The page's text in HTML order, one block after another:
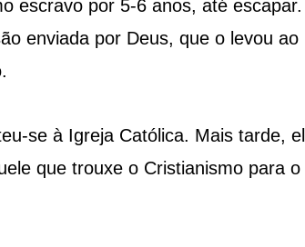
escravo por 5-6 anos, até escapar.
enviada por Deus, que o levou ao
se à Igreja Católica. Mais tarde,
que trouxe o Cristianismo para o